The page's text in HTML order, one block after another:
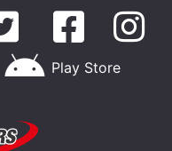
Play Store